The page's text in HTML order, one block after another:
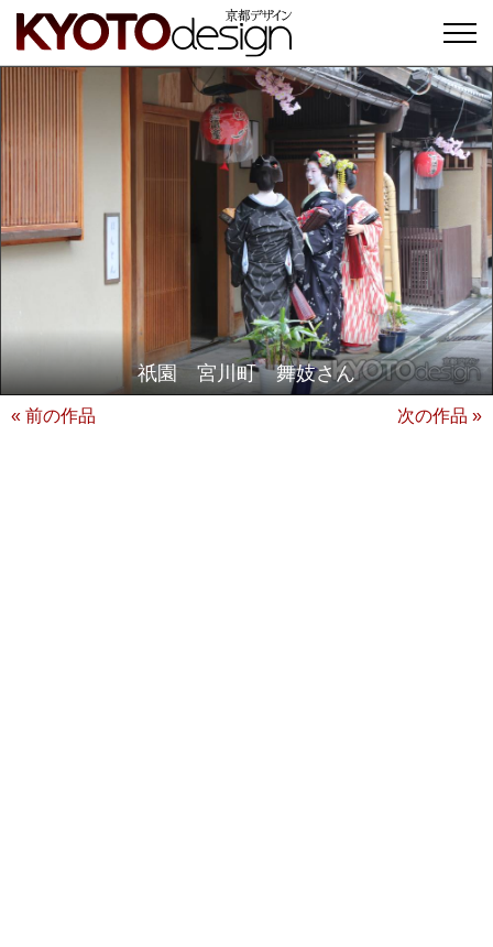
祇園 宮川町 舞妓さん
« 前の作品 次の作品 »